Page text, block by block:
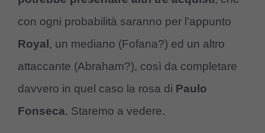
con ogni probabilità saranno per l’appunto
Royal , un mediano (Fofana?) ed un altro
attaccante (Abraham?), così da completare
davvero in quel caso la rosa di Paulo
Fonseca. Staremo a vedere.